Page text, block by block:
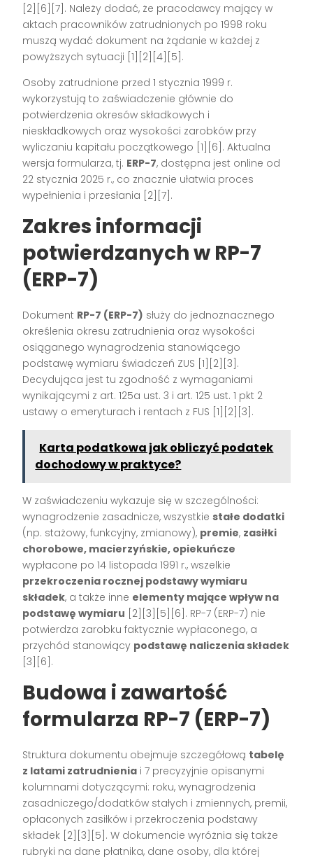
[2][6][7] . Należy dodać, że pracodawcy mający w
aktach pracowników zatrudnionych po 1998 roku
muszą wydać dokument na żądanie w każdej z
powyższych sytuacji [1][2][4][5] .
Osoby zatrudnione przed 1 stycznia 1999 r.
wykorzystują to zaświadczenie głównie do
potwierdzenia okresów składkowych i
nieskładkowych oraz wysokości zarobków przy
wyliczaniu kapitału początkowego [1][6] . Aktualna
wersja formularza, tj. ERP-7, dostępna jest online od
22 stycznia 2025 r., co znacznie ułatwia proces
wypełnienia i przesłania [2][7] .
Zakres informacji
potwierdzanych w RP-7
(ERP-7)
Dokument RP-7 (ERP-7) służy do jednoznacznego
określenia okresu zatrudnienia oraz wysokości
osiąganego wynagrodzenia stanowiącego
podstawę wymiaru świadczeń ZUS [1][2][3] .
Decydująca jest tu zgodność z wymaganiami
wynikającymi z art. 125a ust. 3 i art. 125 ust. 1 pkt 2
ustawy o emeryturach i rentach z FUS [1][2][3] .
Karta podatkowa jak obliczyć podatek
dochodowy w praktyce?
W zaświadczeniu wykazuje się w szczególności:
wynagrodzenie zasadnicze, wszystkie stałe dodatki
(np. stażowy, funkcyjny, zmianowy), premie, zasiłki
chorobowe, macierzyńskie, opiekuńcze
wypłacone po 14 listopada 1991 r., wszelkie
przekroczenia rocznej podstawy wymiaru
składek, a także inne elementy mające wpływ na
podstawę wymiaru [2][3][5][6] . RP-7 (ERP-7) nie
potwierdza zarobku faktycznie wypłaconego, a
przychód stanowiący podstawę naliczenia składek
[3][6] .
Budowa i zawartość
formularza RP-7 (ERP-7)
Struktura dokumentu obejmuje szczegółową tabelę
z latami zatrudnienia i 7 precyzyjnie opisanymi
kolumnami dotyczącymi: roku, wynagrodzenia
zasadniczego/dodatków stałych i zmiennych, premii,
opłaconych zasiłków i przekroczenia podstawy
składek [2][3][5] . W dokumencie wyróżnia się także
rubryki na dane płatnika, dane osoby, dla której